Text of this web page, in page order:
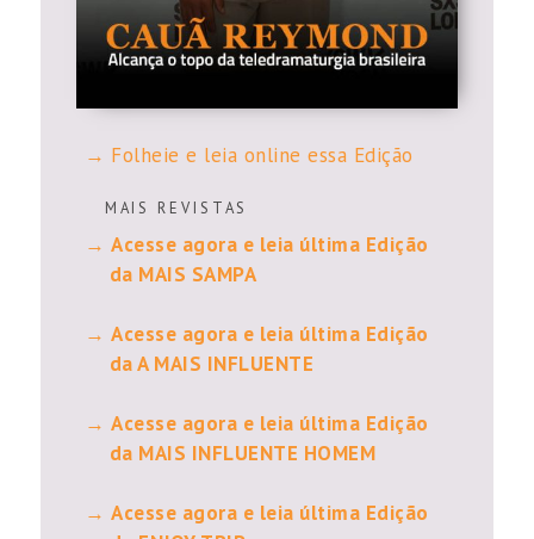
Folheie e leia online essa Edição
M A I S R E V I S T A S
Acesse agora e leia última Edição
da MAIS SAMPA
Acesse agora e leia última Edição
da A MAIS INFLUENTE
Acesse agora e leia última Edição
da MAIS INFLUENTE HOMEM
Acesse agora e leia última Edição